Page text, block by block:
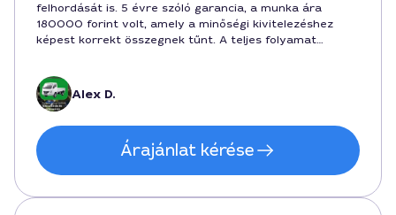
felhordását is. 5 évre szóló garancia, a munka ára
180000 forint volt, amely a minőségi kivitelezéshez
képest korrekt összegnek tűnt. A teljes folyamat
Alex D.
Árajánlat kérése